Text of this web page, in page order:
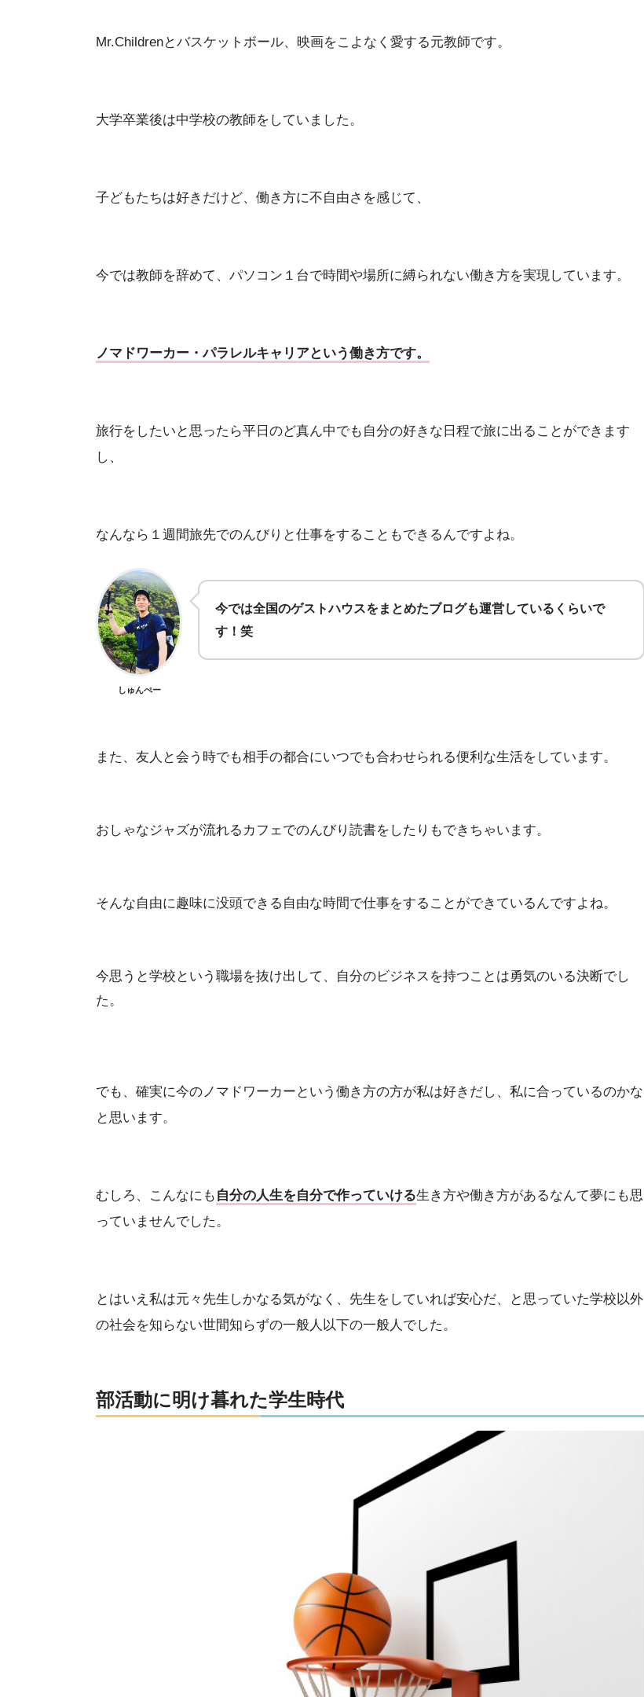
Mr.Childrenとバスケットボール、映画をこよなく愛する元教師です。
大学卒業後は中学校の教師をしていました。
子どもたちは好きだけど、働き方に不自由さを感じて、
今では教師を辞めて、パソコン１台で時間や場所に縛られない働き方を実現しています。
ノマドワーカー・パラレルキャリアという働き方です。
旅行をしたいと思ったら平日のど真ん中でも自分の好きな日程で旅に出ることができます
し、
なんなら１週間旅先でのんびりと仕事をすることもできるんですよね。
しゅんぺー
今では全国のゲストハウスをまとめたブログも運営しているくらいで
す！笑
また、友人と会う時でも相手の都合にいつでも合わせられる便利な生活をしています。
おしゃなジャズが流れるカフェでのんびり読書をしたりもできちゃいます。
そんな自由に趣味に没頭できる自由な時間で仕事をすることができているんですよね。
今思うと学校という職場を抜け出して、自分のビジネスを持つことは勇気のいる決断でし
た。
でも、確実に今のノマドワーカーという働き方の方が私は好きだし、私に合っているのかな
と思います。
むしろ、こんなにも 自分の人生を自分で作っていける生き方や働き方があるなんて夢にも思
っていませんでした。
とはいえ私は元々先生しかなる気がなく、先生をしていれば安心だ、と思っていた学校以外
の社会を知らない世間知らずの一般人以下の一般人でした。
部活動に明け暮れた学生時代